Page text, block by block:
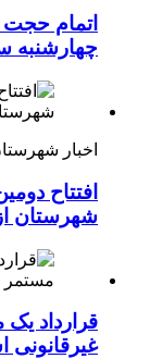
اتمام
چهارشنبه
اخبار
افتتاح
شهرستان
قرارداد